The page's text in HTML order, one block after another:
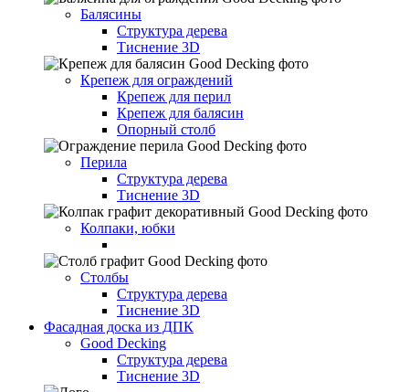
Балясины
Структура дерева
Тиснение 3D
Крепеж для ограждений
Крепеж для перил
Крепеж для балясин
Опорный столб
Перила
Структура дерева
Тиснение 3D
Колпаки, юбки
Столбы
Структура дерева
Тиснение 3D
Фасадная доска из ДПК
Good Decking
Структура дерева
Тиснение 3D